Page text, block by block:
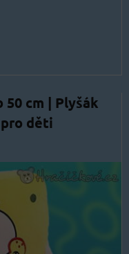
cm | Plyšák
děti